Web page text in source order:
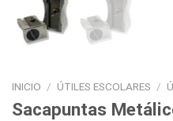
INICIO / ÚTILES ESCOLARES /
Sacapuntas